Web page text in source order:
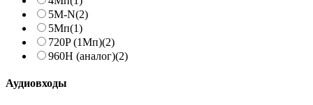
5M-N(2)
5Мп(1)
720P (1Мп)(2)
960H (аналог)(2)
Аудиовходы